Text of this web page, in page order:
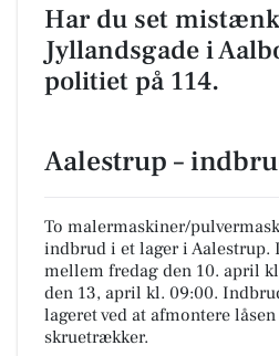
Har du set
Jyllandsgade i
politiet på 114.
Aalestrup –
To malermaskiner/
indbrud i et lager i Aalestrup.
mellem fredag den 10. april
den 13, april kl. 09:00.
lageret ved at afmontere
skruetrækker.